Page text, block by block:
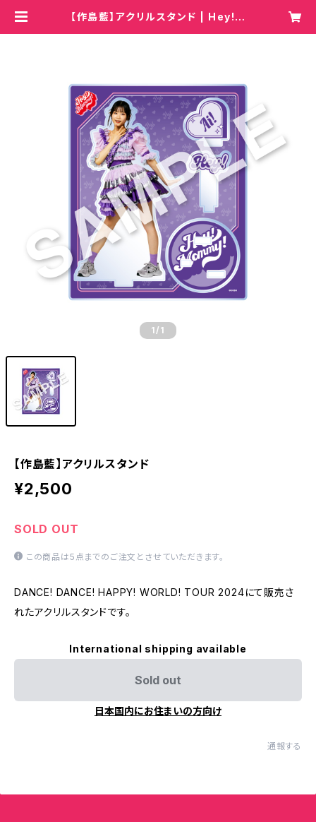
【作島藍】アクリルスタンド | Hey!M
1 /1
【作島藍】アクリルスタンド
¥2,500
SOLD OUT
この商品は5点までのご注文とさせていただきます。
DANCE! DANCE! HAPPY! WORLD! TOUR 2024にて販売さ
れたアクリルスタンドです。
International shipping available
Sold out
日本国内にお住まいの方向け
通報する